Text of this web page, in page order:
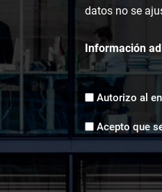
datos no se
Información
Envíos
comerciales
*
Autorizo al
Aceptación
tratamiento
de
*
Acepto que